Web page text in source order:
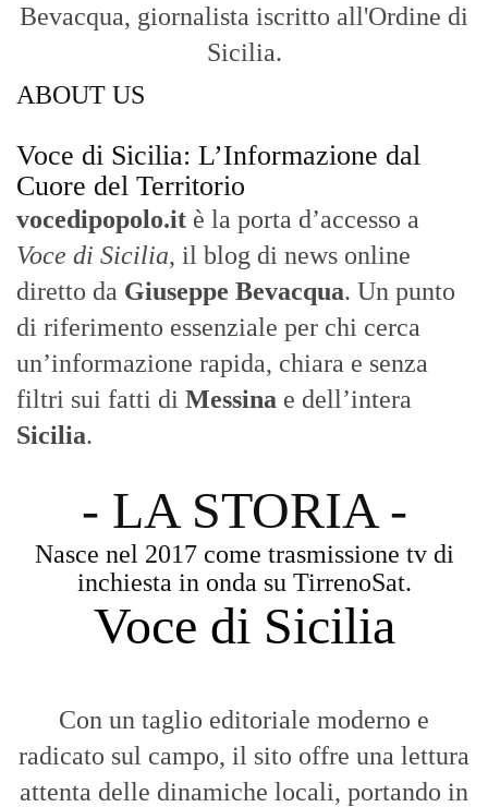
Bevacqua, giornalista iscritto all'Ordine di
Sicilia.
ABOUT US
Voce di Sicilia: L’Informazione dal
Cuore del Territorio
vocedipopolo.it è la porta d’accesso a
Voce di Sicilia, il blog di news online
diretto da Giuseppe Bevacqua. Un punto
di riferimento essenziale per chi cerca
un’informazione rapida, chiara e senza
filtri sui fatti di Messina e dell’intera
Sicilia.
- LA STORIA -
Nasce nel 2017 come trasmissione tv di
inchiesta in onda su TirrenoSat.
Voce di Sicilia
Con un taglio editoriale moderno e
radicato sul campo, il sito offre una lettura
attenta delle dinamiche locali, portando in